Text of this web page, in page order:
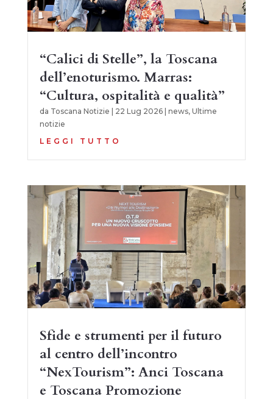
“Calici di Stelle”, la Toscana
dell’enoturismo. Marras:
“Cultura, ospitalità e qualità”
da Toscana Notizie 22 Lug 2026| news, Ultime
notizie
LEGGI TUTTO
Sfide e strumenti per il futuro
al centro dell’incontro
“NexTourism”: Anci Toscana
e Toscana Promozione